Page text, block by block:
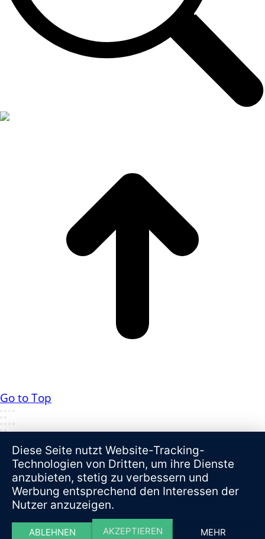
Go to Top
Diese Seite nutzt Website-Tracking-
Technologien von Dritten, um ihre Dienste
anzubieten, stetig zu verbessern und
Werbung entsprechend den Interessen der
Nutzer anzuzeigen.
ABLEHNEN AKZEPTIEREN MEHR